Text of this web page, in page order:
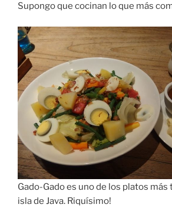
Supongo que cocinan lo que más
Gado-Gado es uno de los platos
isla de Java. Riquísimo!